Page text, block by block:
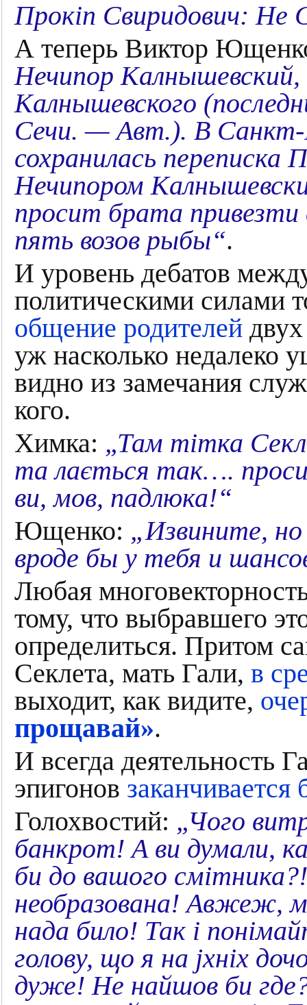
Прокіп Свиридович: Не
А теперь Виктор
Нечипор
Калнышевского
Сечи. — Авт.). В Санкт-
сохранилась
Нечипором
просит брата
пять возов рыбы“.
И уровень дебатов
политическими силами
общение родителей
уж насколько недалеко
видно из замечания
кого.
Химка: „Там тітка
та лається так….
ви, мов, падлюка!“
Ющенко: „Извините,
вроде бы у тебя и
Любая
тому, что выбравшего
определиться. Притом
Секлета, мать Гали, в
выходит, как видите,
прощавай».
И всегда деятельность
эпигонов заканчивается
Голохвостий: „Чого
банкрот! А ви думали,
би до вашого
необразована! Авжеж,
нада било! Так і
голову, що я на јхніх
дуже! Не найшов би